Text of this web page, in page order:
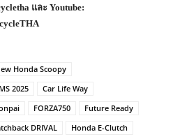
และ Youtube:
Honda Scoopy
2025
Car Life Way
FORZA750
Future Ready
DRIVAL Honda E-Clutch